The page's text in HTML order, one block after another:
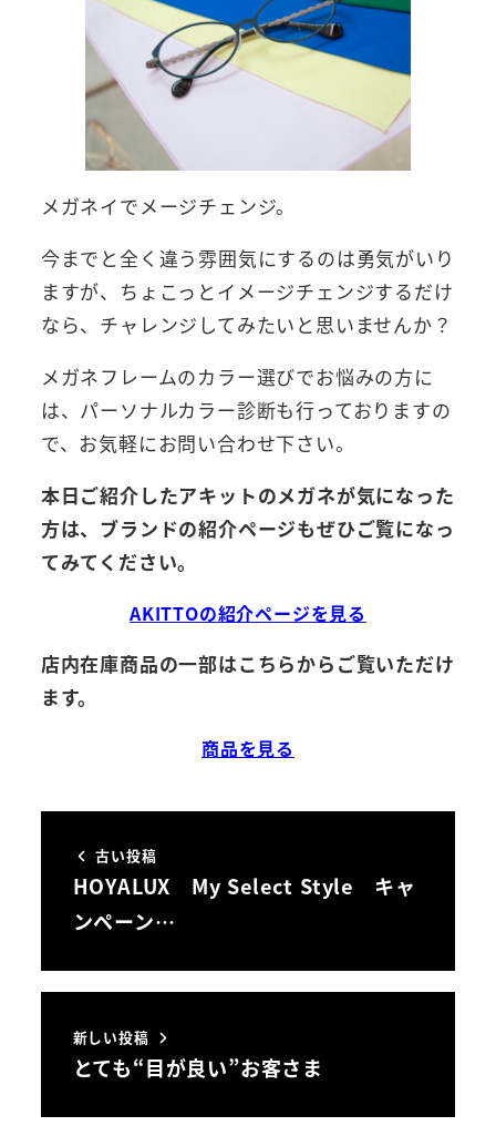
メガネイでメージチェンジ。
今までと全く違う雰囲気にするのは勇気がいり
ますが、ちょこっとイメージチェンジするだけ
なら、チャレンジしてみたいと思いませんか？
メガネフレームのカラー選びでお悩みの方に
は、パーソナルカラー診断も行っておりますの
で、お気軽にお問い合わせ下さい。
本日ご紹介したアキットのメガネが気になった
方は、ブランドの紹介ページもぜひご覧になっ
てみてください。
AKITTOの紹介ページを見る
店内在庫商品の一部はこちらからご覧いただけ
ます。
商品を見る
古い投稿
HOYALUX My Select Style キャ
ンペーン…
新しい投稿
とても“目が良い”お客さま